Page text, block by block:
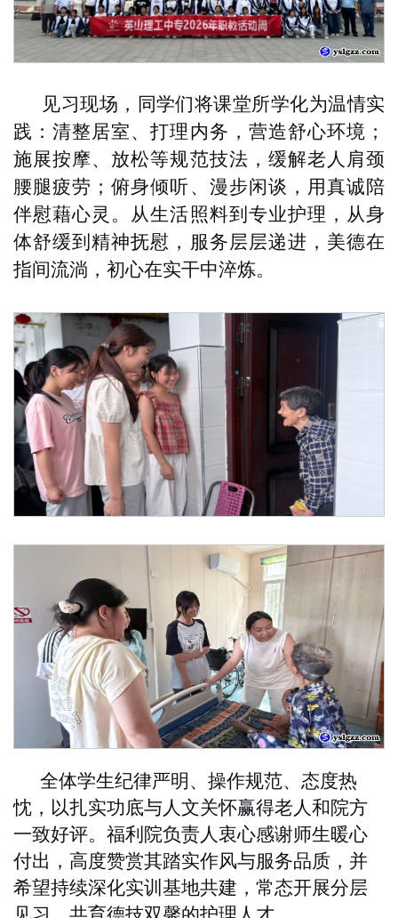
见习现场，同学们将课堂所学化为温情实
践：清整居室、打理内务，营造舒心环境；
施展按摩、放松等规范技法，缓解老人肩颈
腰腿疲劳；俯身倾听、漫步闲谈，用真诚陪
伴慰藉心灵。从生活照料到专业护理，从身
体舒缓到精神抚慰，服务层层递进，美德在
指间流淌，初心在实干中淬炼。
全体学生纪律严明、操作规范、态度热
忱，以扎实功底与人文关怀赢得老人和院方
一致好评。福利院负责人衷心感谢师生暖心
付出，高度赞赏其踏实作风与服务品质，并
希望持续深化实训基地共建，常态开展分层